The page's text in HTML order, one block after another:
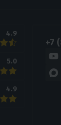
4.9
5.0
4.9
+7